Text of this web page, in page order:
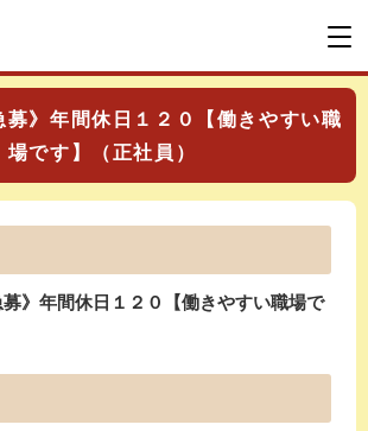
募》年間休日１２０【働きやすい職
場です】（正社員）
》年間休日１２０【働きやすい職場で